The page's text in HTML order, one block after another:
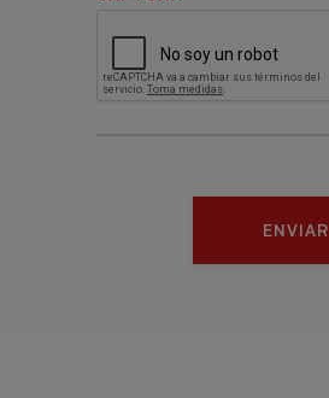
ENVIAR